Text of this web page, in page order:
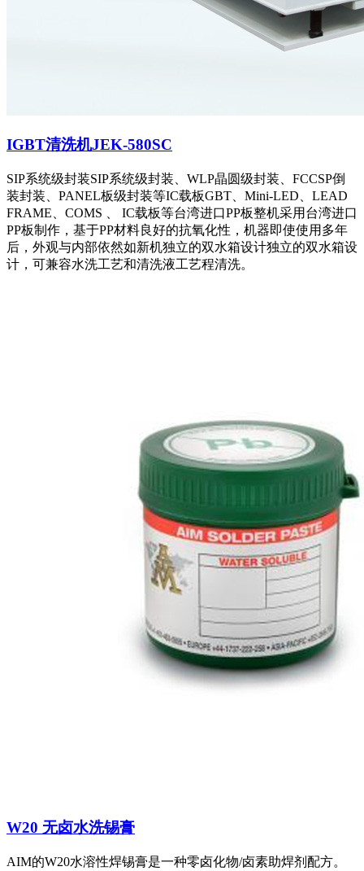
IGBT清洗机JEK-580SC
SIP系统级封装SIP系统级封装、WLP晶圆级封装、FCCSP倒
装封装、PANEL板级封装等IC载板GBT、Mini-LED、LEAD
FRAME、COMS 、 IC载板等台湾进口PP板整机采用台湾进口
PP板制作，基于PP材料良好的抗氧化性，机器即使使用多年
后，外观与内部依然如新机独立的双水箱设计独立的双水箱设
计，可兼容水洗工艺和清洗液工艺程清洗。
W20 无卤水洗锡膏
AIM的W20水溶性焊锡膏是一种零卤化物/卤素助焊剂配方。